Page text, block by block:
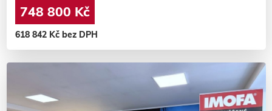
748 800 Kč
618 842 Kč bez DPH